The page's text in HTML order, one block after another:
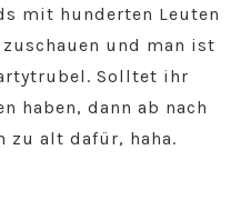
mit hunderten Leuten
und man ist
Solltet ihr
haben, dann ab nach
zu alt dafür, haha.